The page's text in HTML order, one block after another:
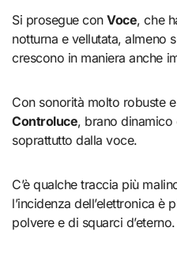
Si prosegue conVoce, che
notturna e vellutata, almeno
crescono in maniera anche
Con sonorità molto robuste
Controluce, brano
soprattutto dalla voce.
C’è qualche traccia più
l’incidenza dell’elettronica è
polvere e di squarci d’eterno.